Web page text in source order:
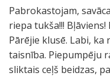
Pabrokastojam,
riepa tukša!!!
Pārējie klusē. Labi,
taisnība. Piepumpēju
sliktais ceļš beidzas,